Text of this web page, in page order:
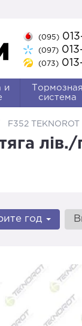
(095)
(097)
(073)
и
Тормозная
система
F352 TEKNOROT
год